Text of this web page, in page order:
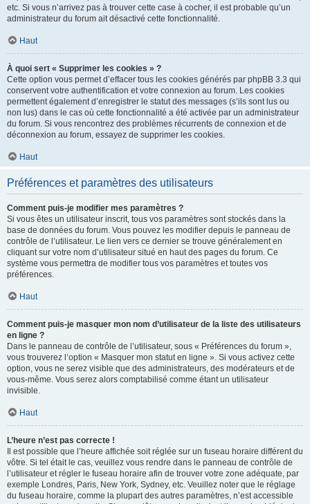
etc. Si vous n’arrivez pas à trouver cette case à cocher, il est probable qu’un
administrateur du forum ait désactivé cette fonctionnalité.
Haut
À quoi sert « Supprimer les cookies » ?
Cette option vous permet d’effacer tous les cookies générés par phpBB 3.3 qui
conservent votre authentification et votre connexion au forum. Les cookies
permettent également d’enregistrer le statut des messages (s’ils sont lus ou
non lus) dans le cas où cette fonctionnalité a été activée par un administrateur
du forum. Si vous rencontrez des problèmes récurrents de connexion et de
déconnexion au forum, essayez de supprimer les cookies.
Haut
Préférences et paramètres des utilisateurs
Comment puis-je modifier mes paramètres ?
Si vous êtes un utilisateur inscrit, tous vos paramètres sont stockés dans la
base de données du forum. Vous pouvez les modifier depuis le panneau de
contrôle de l’utilisateur. Le lien vers ce dernier se trouve généralement en
cliquant sur votre nom d’utilisateur situé en haut des pages du forum. Ce
système vous permettra de modifier tous vos paramètres et toutes vos
préférences.
Haut
Comment puis-je masquer mon nom d’utilisateur de la liste des utilisateurs
en ligne ?
Dans le panneau de contrôle de l’utilisateur, sous « Préférences du forum »,
vous trouverez l’option « Masquer mon statut en ligne ». Si vous activez cette
option, vous ne serez visible que des administrateurs, des modérateurs et de
vous-même. Vous serez alors comptabilisé comme étant un utilisateur
invisible.
Haut
L’heure n’est pas correcte !
Il est possible que l’heure affichée soit réglée sur un fuseau horaire différent du
vôtre. Si tel était le cas, veuillez vous rendre dans le panneau de contrôle de
l’utilisateur et régler le fuseau horaire afin de trouver votre zone adéquate, par
exemple Londres, Paris, New York, Sydney, etc. Veuillez noter que le réglage
du fuseau horaire, comme la plupart des autres paramètres, n’est accessible